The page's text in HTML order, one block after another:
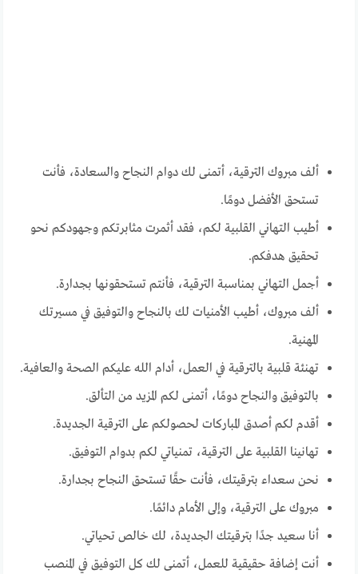
ألف مبروك الترقية، أتمنى لك دوام النجاح والسعادة، فأنت
تستحق الأفضل دومًا.
أطيب التهاني القلبية لكم، فقد أثمرت مثابرتكم وجهودكم نحو
تحقيق هدفكم.
أجمل التهاني بمناسبة الترقية، فأنتم تستحقونها بجدارة.
ألف مبروك، أطيب الأمنيات لك بالنجاح والتوفيق في مسيرتك
المهنية.
تهنئة قلبية بالترقية في العمل، أدام الله عليكم الصحة والعافية.
بالتوفيق والنجاح دومًا، أتمنى لكم المزيد من التألق.
أقدم لكم أصدق المباركات لحصولكم على الترقية الجديدة.
تهانينا القلبية على الترقية، تمنياتي لكم بدوام التوفيق.
نحن سعداء بترقيتك، فأنت حقًا تستحق النجاح بجدارة.
مبروك على الترقية، وإلى الأمام دائمًا.
أنا سعيد جدًا بترقيتك الجديدة، لك خالص تحياتي.
أنت إضافة حقيقية للعمل، أتمنى لك كل التوفيق في المنصب